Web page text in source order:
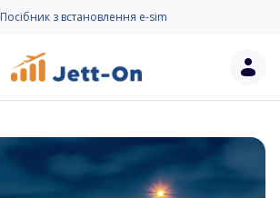
Посібник з встановлення e-sim